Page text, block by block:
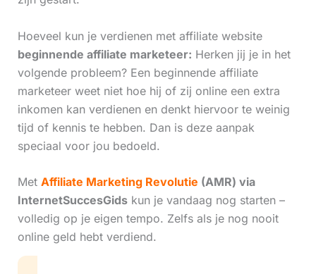
Hoeveel kun je verdienen met affiliate website
beginnende affiliate marketeer: Herken jij je in het
volgende probleem? Een beginnende affiliate
marketeer weet niet hoe hij of zij online een extra
inkomen kan verdienen en denkt hiervoor te weinig
tijd of kennis te hebben. Dan is deze aanpak
speciaal voor jou bedoeld.
Met Affiliate Marketing Revolutie (AMR) via
InternetSuccesGidskun je vandaag nog starten –
volledig op je eigen tempo. Zelfs als je nog nooit
online geld hebt verdiend.